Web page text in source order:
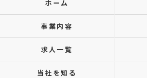
ホーム
事業内容
求人一覧
当社を知る